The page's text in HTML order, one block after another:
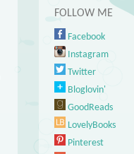
FOLLOW ME
Facebook
Instagram
Twitter
Bloglovin'
GoodReads
LovelyBooks
Pinterest